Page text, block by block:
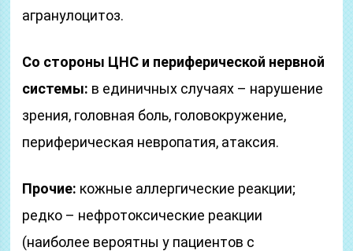
агранулоцитоз.
Со стороны ЦНС и периферической нервной
системы: в единичных случаях – нарушение
зрения, головная боль, головокружение,
периферическая невропатия, атаксия.
Прочие: кожные аллергические реакции;
редко – нефротоксические реакции
(наиболее вероятны у пациентов с